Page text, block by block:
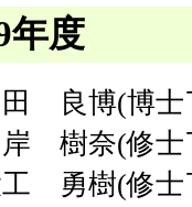
年度
田 良博(博士
岸 樹奈(修士
勇樹(修士